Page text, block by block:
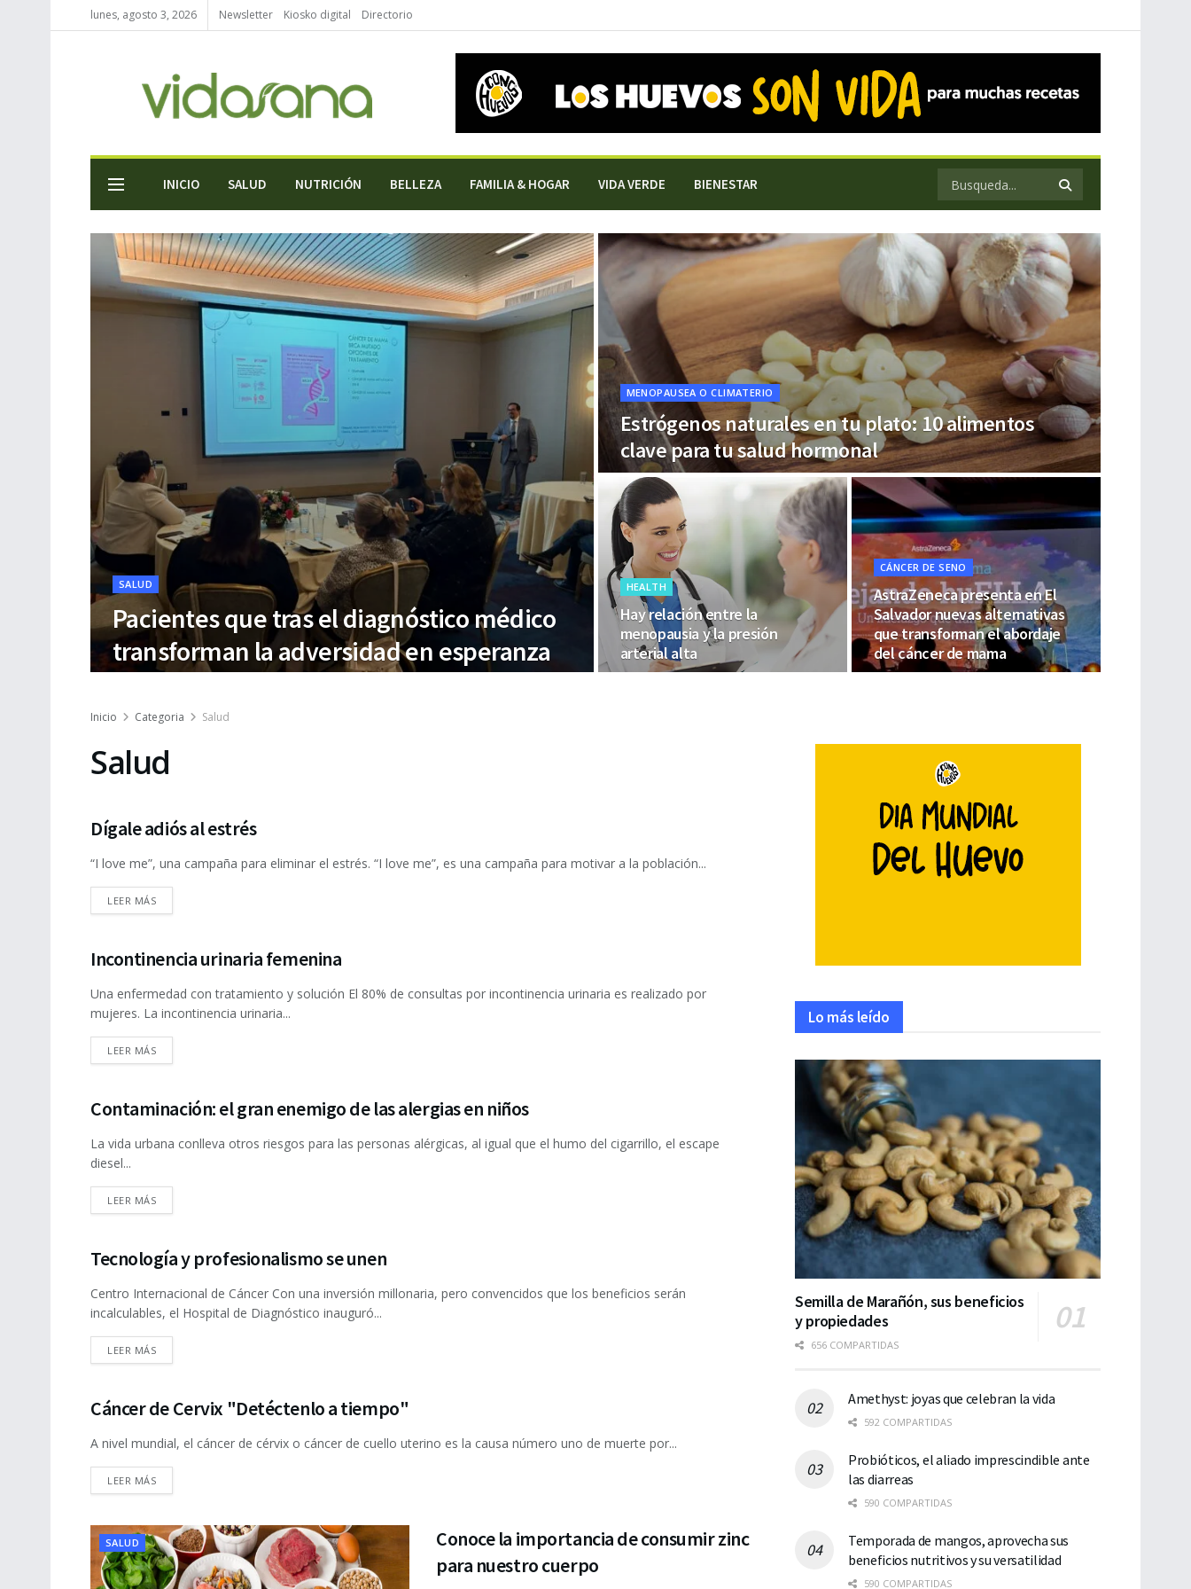
lunes, agosto 3, 2026 Newsletter Kiosko digital Directorio
INICIO SALUD NUTRICIÓN BELLEZA FAMILIA & HOGAR VIDA VERDE BIENESTAR
SALUD
Pacientes que tras el diagnóstico médico
transforman la adversidad en esperanza
MENOPAUSEA O CLIMATERIO
Estrógenos naturales en tu plato: 10 alimentos
clave para tu salud hormonal
HEALTH
Hay relación entre la
menopausia y la presión
arterial alta
CÁNCER DE SENO
AstraZeneca presenta en El
Salvador nuevas alternativas
que transforman el abordaje
del cáncer de mama
Inicio Categoria Salud
Salud
SALUD
Dígale adiós al estrés
“I love me”, una campaña para eliminar el estrés. “I love me”, es una campaña para motivar a la población...
LEER MÁSDETAILS
SALUD
Incontinencia urinaria femenina
Una enfermedad con tratamiento y solución El 80% de consultas por incontinencia urinaria es realizado por
mujeres. La incontinencia urinaria...
LEER MÁSDETAILS
SALUD
Contaminación: el gran enemigo de las alergias en niños
La vida urbana conlleva otros riesgos para las personas alérgicas, al igual que el humo del cigarrillo, el escape
diesel...
LEER MÁSDETAILS
SALUD
Tecnología y profesionalismo se unen
Centro Internacional de Cáncer Con una inversión millonaria, pero convencidos que los beneficios serán
incalculables, el Hospital de Diagnóstico inauguró...
LEER MÁSDETAILS
SALUD
Cáncer de Cervix "Detéctenlo a tiempo"
A nivel mundial, el cáncer de cérvix o cáncer de cuello uterino es la causa número uno de muerte por...
LEER MÁSDETAILS
SALUD
Conoce la importancia de consumir zinc
para nuestro cuerpo
Lo más leído
Semilla de Marañón, sus beneficios
y propiedades
656 COMPARTIDAS
Amethyst: joyas que celebran la vida
592 COMPARTIDAS
Probióticos, el aliado imprescindible ante
las diarreas
590 COMPARTIDAS
Temporada de mangos, aprovecha sus
beneficios nutritivos y su versatilidad
590 COMPARTIDAS